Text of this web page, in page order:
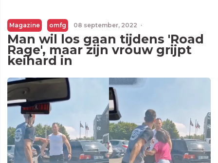
Magazine omfg 08 september, 2022 ·
Man wil los gaan tijdens 'Road
Rage', maar zijn vrouw grijpt
keihard in